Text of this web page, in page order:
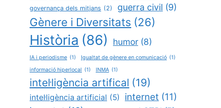
governança dels mitjans (2) guerra civil (9)
Gènere i Diversitats (26)
Història (86) humor (8)
IA i periodisme (1) Igualtat de gènere en comunicació (1)
informació hiperlocal (1) INMA (1)
intel·ligència artifical (19)
intel·ligència artificial (5) internet (11)